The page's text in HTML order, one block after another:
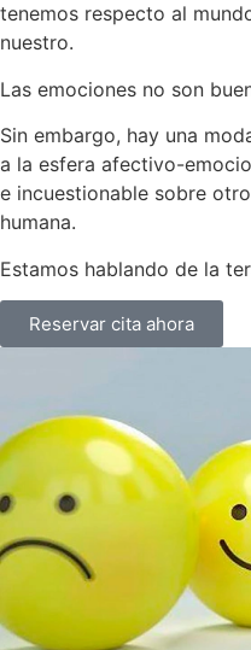
tenemos respecto al
nuestro.
Las emociones no son
Sin embargo, hay una
a la esfera afectivo-
e incuestionable sobre
humana.
Estamos hablando de la
Reservar cita ahora